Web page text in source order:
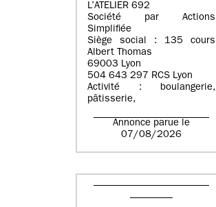
L’ATELIER 692
Société par Actions
Simplifiée
Siège social : 135 cours
Albert Thomas
69003 Lyon
504 643 297 RCS Lyon
Activité : boulangerie,
pâtisserie,
Annonce parue le
07/08/2026